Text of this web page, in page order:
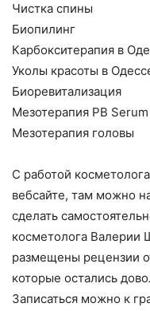
Чистка спины
Биопилинг
Карбокситерапия в
Уколы красоты в
Биоревитализация
Мезотерапия PB Serum
Мезотерапия головы
С работой
вебсайте, там можно
сделать
косметолога Валерии
размещены рецензии
которые остались
Записаться можно к